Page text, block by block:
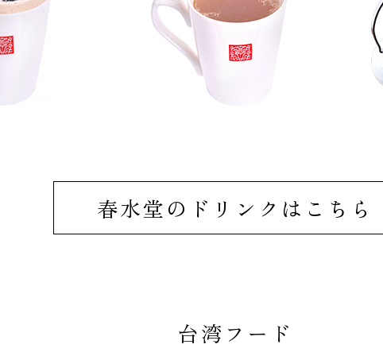
春水堂のドリンクはこちら
台湾フード